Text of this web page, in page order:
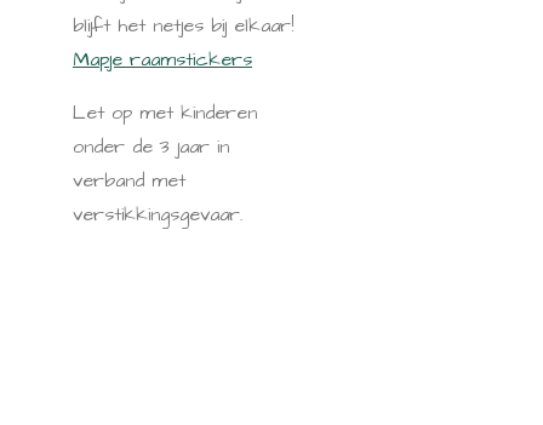
blijft het netjes bij elkaar!
Mapje raamstickers
Let op met kinderen
onder de 3 jaar in
verband met
verstikkingsgevaar.